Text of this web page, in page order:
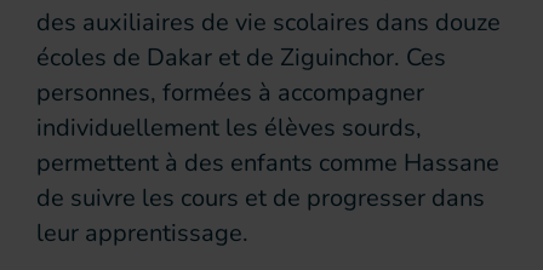
des auxiliaires de vie scolaires dans douze
écoles de Dakar et de Ziguinchor. Ces
personnes, formées à accompagner
individuellement les élèves sourds,
permettent à des enfants comme Hassane
de suivre les cours et de progresser dans
leur apprentissage.